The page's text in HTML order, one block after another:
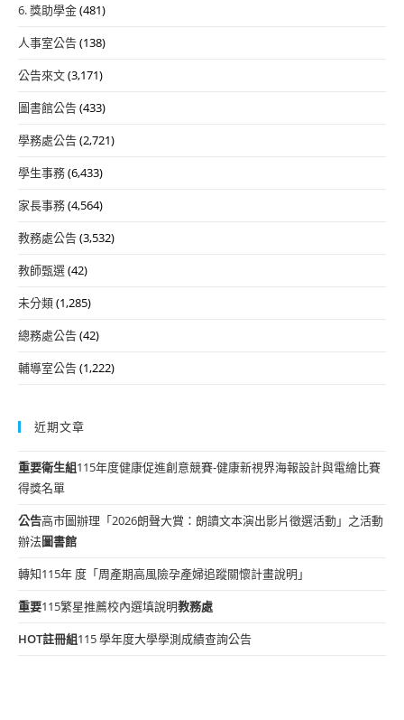
6. 獎助學金(481)
人事室公告(138)
公告來文(3,171)
圖書館公告(433)
學務處公告(2,721)
學生事務(6,433)
家長事務(4,564)
教務處公告(3,532)
教師甄選(42)
未分類(1,285)
總務處公告(42)
輔導室公告(1,222)
近期文章
重要衛生組115年度健康促進創意競賽-健康新視界海報設計與電繪比賽
得獎名單
公告高市圖辦理「2026朗聲大賞：朗讀文本演出影片徵選活動」之活動
辦法圖書館
轉知115年 度「周產期高風險孕產婦追蹤關懷計畫說明」
重要115繁星推薦校內選填說明教務處
HOT註冊組115 學年度大學學測成績查詢公告